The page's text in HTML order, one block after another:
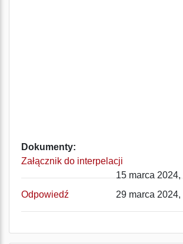
Dokumenty:
Załącznik do interpelacji
15 marca
Odpowiedź
29 marca